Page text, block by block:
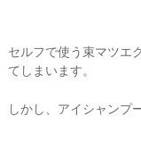
セルフで使う束マツエ
てしまいます。
しかし、アイシャンプ